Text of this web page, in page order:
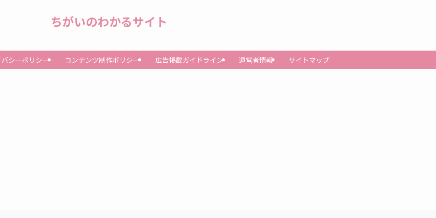
ちがいのわかるサイト
シーポリシー コンテンツ制作ポリシー 広告掲載ガイドライン 運営者情報 サイトマップ